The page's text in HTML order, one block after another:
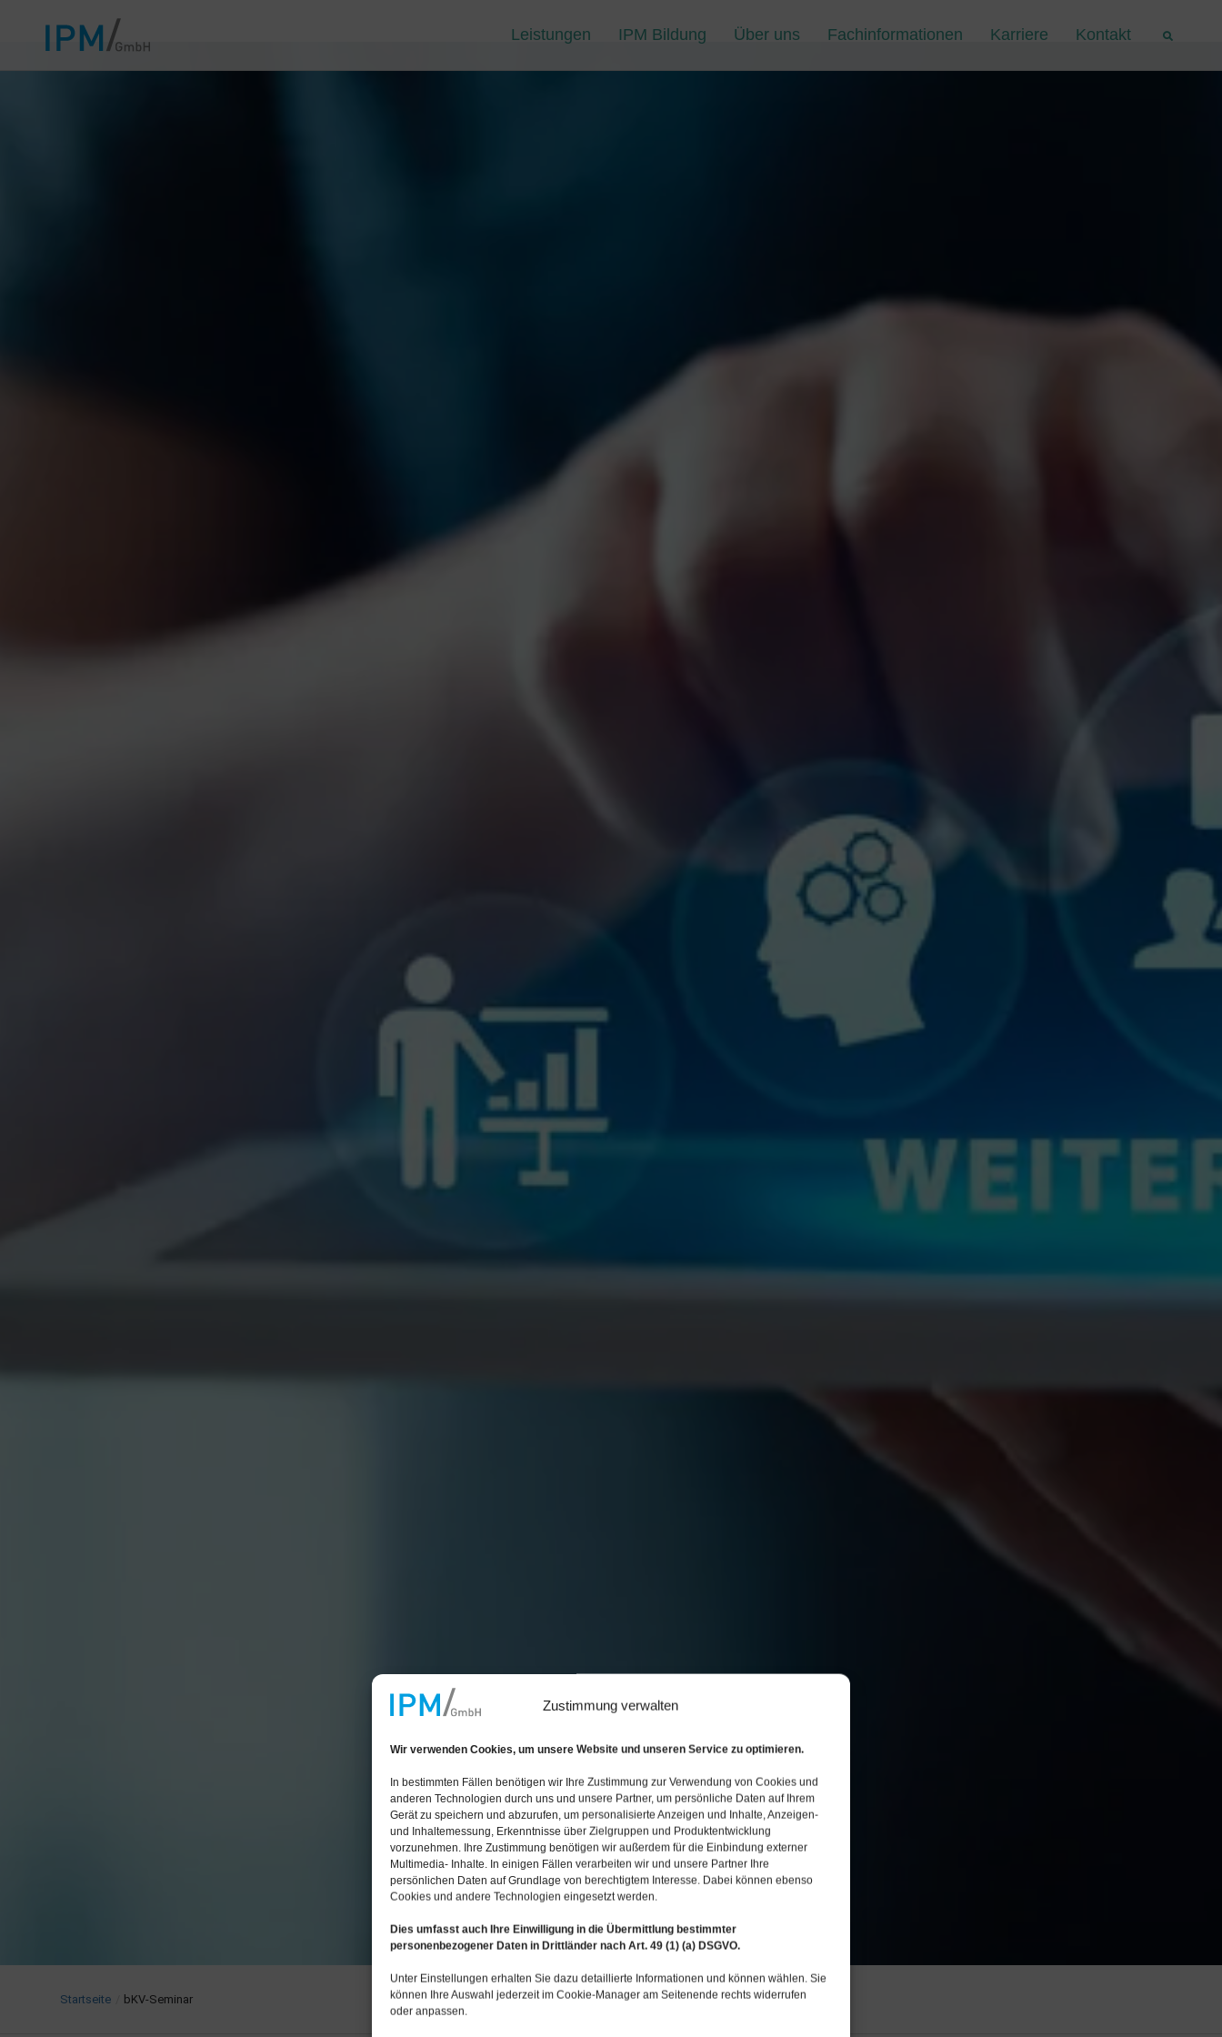
Zustimmung verwalten
Wir verwenden Cookies, um unsere Website und unseren Service zu optimieren.
In bestimmten Fällen benötigen wir Ihre Zustimmung zur Verwendung von Cookies und
anderen Technologien durch uns und unsere Partner, um persönliche Daten auf Ihrem
Gerät zu speichern und abzurufen, um personalisierte Anzeigen und Inhalte, Anzeigen-
und Inhaltemessung, Erkenntnisse über Zielgruppen und Produktentwicklung
vorzunehmen. Ihre Zustimmung benötigen wir außerdem für die Einbindung externer
Multimedia- Inhalte. In einigen Fällen verarbeiten wir und unsere Partner Ihre
persönlichen Daten auf Grundlage von berechtigtem Interesse. Dabei können ebenso
Cookies und andere Technologien eingesetzt werden.
Dies umfasst auch Ihre Einwilligung in die Übermittlung bestimmter
personenbezogener Daten in Drittländer nach Art. 49 (1) (a) DSGVO.
Unter Einstellungen erhalten Sie dazu detaillierte Informationen und können wählen. Sie
können Ihre Auswahl jederzeit im Cookie-Manager am Seitenende rechts widerrufen
oder anpassen.
Leistungen IPM Bildung Über uns Fachinformationen Karriere Kontakt
Startseite bKV-Seminar